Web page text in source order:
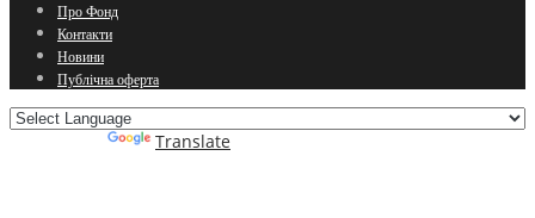
Про Фонд
Контакти
Новини
Публічна оферта
Translate